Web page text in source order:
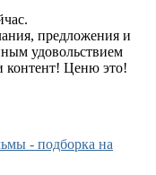
предложения и
удовольствием
контент! Ценю это!